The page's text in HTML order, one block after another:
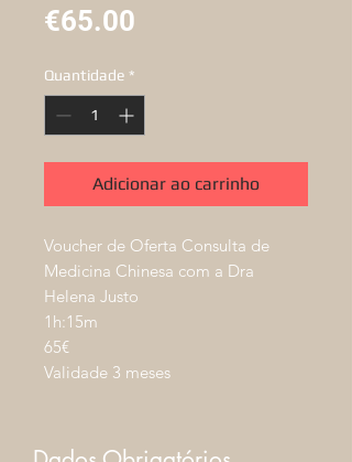
€65.00
Quantidade *
Adicionar ao carrinho
Voucher de Oferta Consulta de
Medicina Chinesa com a Dra
Helena Justo
1h:15m
65€
Validade 3 meses